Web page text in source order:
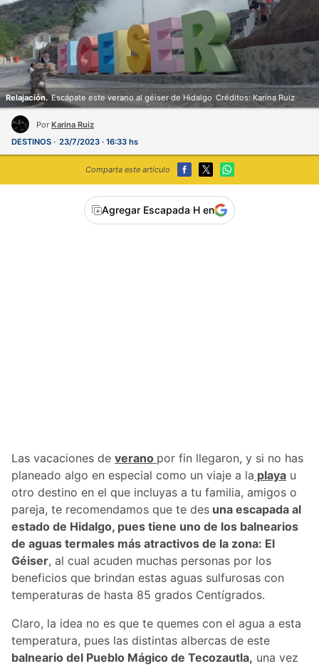
Relajación. Escápate este verano al géiser de Hidalgo Créditos: Karina Ruiz
Por Karina Ruiz
DESTINOS
23/7/2023 · 16:33 hs
Comparta este artículo
Agregar Escapada H en
Las vacaciones de verano por fin llegaron, y si no has
planeado algo en especial como un viaje a la playa u
otro destino en el que incluyas a tu familia, amigos o
pareja, te recomendamos que te des una escapada al
estado de Hidalgo, pues tiene uno de los balnearios
de aguas termales más atractivos de la zona: El
Géiser, al cual acuden muchas personas por los
beneficios que brindan estas aguas sulfurosas con
temperaturas de hasta 85 grados Centígrados.
Claro, la idea no es que te quemes con el agua a esta
temperatura, pues las distintas albercas de este
balneario del Pueblo Mágico de Tecozautla, una vez